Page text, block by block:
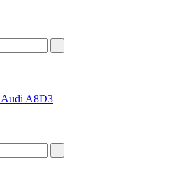
Audi A8D3